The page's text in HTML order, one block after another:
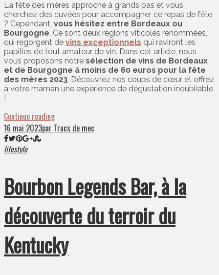
La fête des mères approche à grands pas et vous
cherchez des cuvées pour accompagner ce repas de fête
? Cependant, vous hésitez entre Bordeaux ou
Bourgogne. Ce sont deux régions viticoles renommées,
qui regorgent de vins exceptionnels qui raviront les
papilles de tout amateur de vin. Dans cet article, nous
vous proposons notre sélection de vins de Bordeaux
et de Bourgogne à moins de 60 euros pour la fête
des mères 2023. Découvrez nos coups de cœur et offrez
à votre maman une expérience de dégustation inoubliable
!
Continue reading
16 mai 2023par Trucs de mec
lifestyle
Bourbon Legends Bar, à la
découverte du terroir du
Kentucky